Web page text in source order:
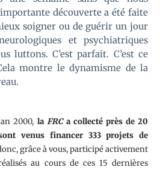
importante découverte a été faite
soigner ou de guérir un jour
et psychiatriques
luttons. C’est parfait. C’est ce
montre le dynamisme de la
2000, la FRCa collecté près de 20
venus financer 333 projets de
grâce à vous, participé activement
au cours de ces 15 dernières